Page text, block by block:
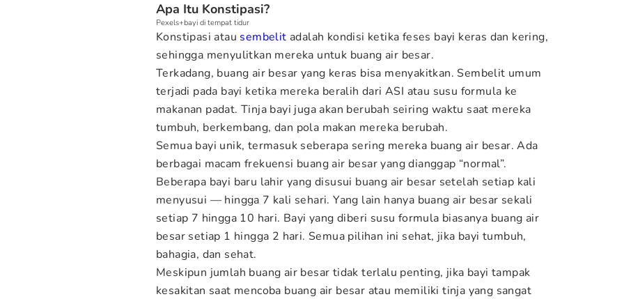
Apa Itu Konstipasi?
Pexels+bayi di tempat tidur
Konstipasi atau sembelit adalah kondisi ketika feses bayi keras dan kering,
sehingga menyulitkan mereka untuk buang air besar.
Terkadang, buang air besar yang keras bisa menyakitkan. Sembelit umum
terjadi pada bayi ketika mereka beralih dari ASI atau susu formula ke
makanan padat. Tinja bayi juga akan berubah seiring waktu saat mereka
tumbuh, berkembang, dan pola makan mereka berubah.
Semua bayi unik, termasuk seberapa sering mereka buang air besar. Ada
berbagai macam frekuensi buang air besar yang dianggap “normal”.
Beberapa bayi baru lahir yang disusui buang air besar setelah setiap kali
menyusui — hingga 7 kali sehari. Yang lain hanya buang air besar sekali
setiap 7 hingga 10 hari. Bayi yang diberi susu formula biasanya buang air
besar setiap 1 hingga 2 hari. Semua pilihan ini sehat, jika bayi tumbuh,
bahagia, dan sehat.
Meskipun jumlah buang air besar tidak terlalu penting, jika bayi tampak
kesakitan saat mencoba buang air besar atau memiliki tinja yang sangat